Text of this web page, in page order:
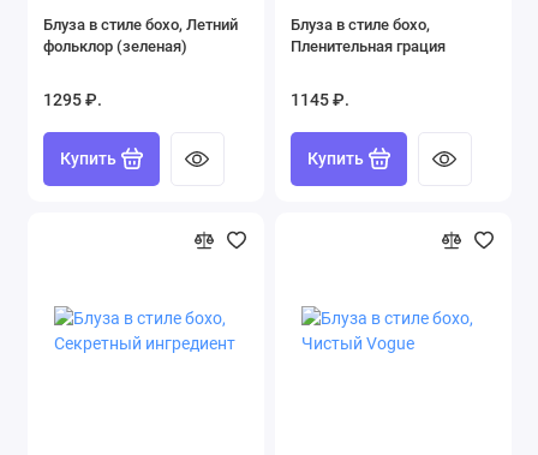
Блуза в стиле бохо, Летний
фольклор (зеленая)
1295 ₽.
Купить
Блуза в стиле бохо,
Пленительная грация
1145 ₽.
Купить